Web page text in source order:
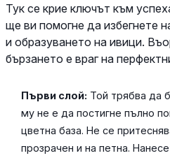
Тук се крие ключът към
ще ви помогне да избегнете
и образуването на ивици.
бързането е враг на
Първи слой: Той трябва да
му не е да постигне пълно
цветна база. Не се
прозрачен и на петна.